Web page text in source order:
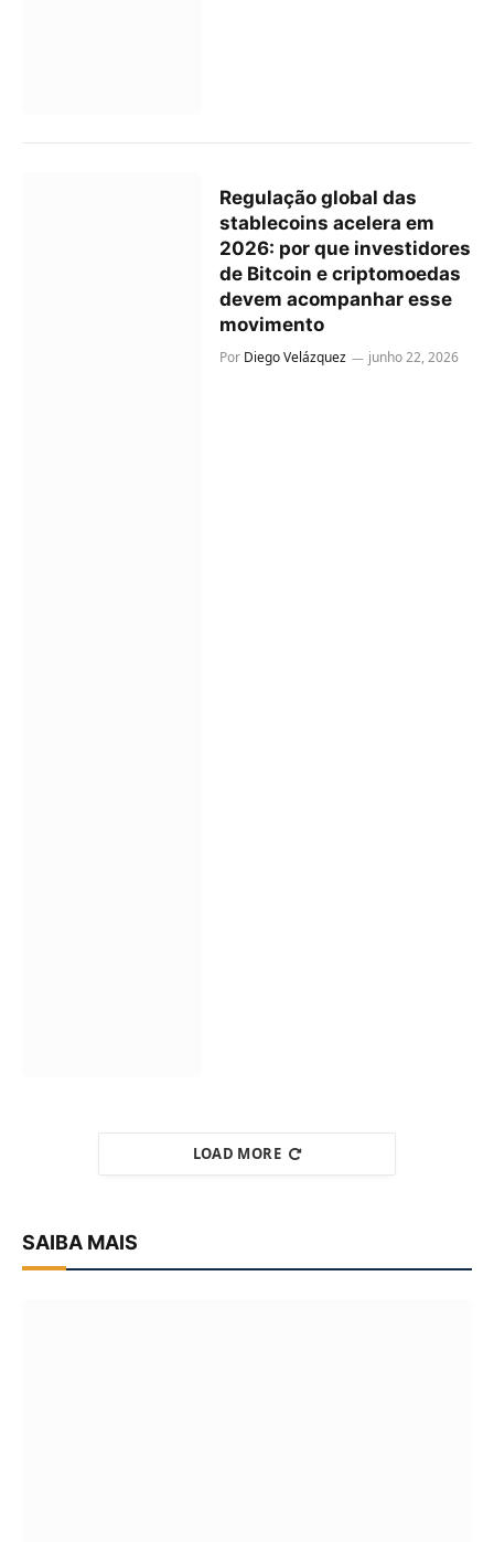
Regulação global das
stablecoins acelera em
2026: por que investidores
de Bitcoin e criptomoedas
devem acompanhar esse
movimento
Por Diego Velázquez junho 22, 2026
LOAD MORE
SAIBA MAIS